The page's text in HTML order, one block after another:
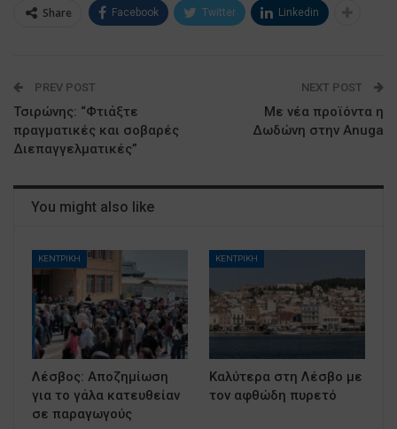
Share Facebook Twitter Linkedin
PREV POST
Τσιρώνης: “Φτιάξτε
πραγματικές και σοβαρές
Διεπαγγελματικές”
NEXT POST
Με νέα προϊόντα η
Δωδώνη στην Anuga
You might also like
ΚΕΝΤΡΙΚΗ
Λέσβος: Αποζημίωση
για το γάλα κατευθείαν
σε παραγωγούς
ΚΕΝΤΡΙΚΗ
Καλύτερα στη Λέσβο με
τον αφθώδη πυρετό